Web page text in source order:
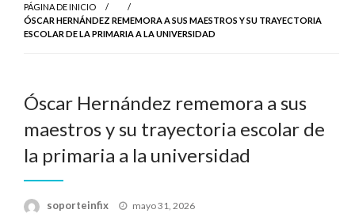
PÁGINA DE INICIO
ÓSCAR HERNÁNDEZ REMEMORA A SUS MAESTROS Y SU TRAYECTORIA
ESCOLAR DE LA PRIMARIA A LA UNIVERSIDAD
Óscar Hernández rememora a sus
maestros y su trayectoria escolar de
la primaria a la universidad
soporteinfix
Publicado
mayo 31, 2026